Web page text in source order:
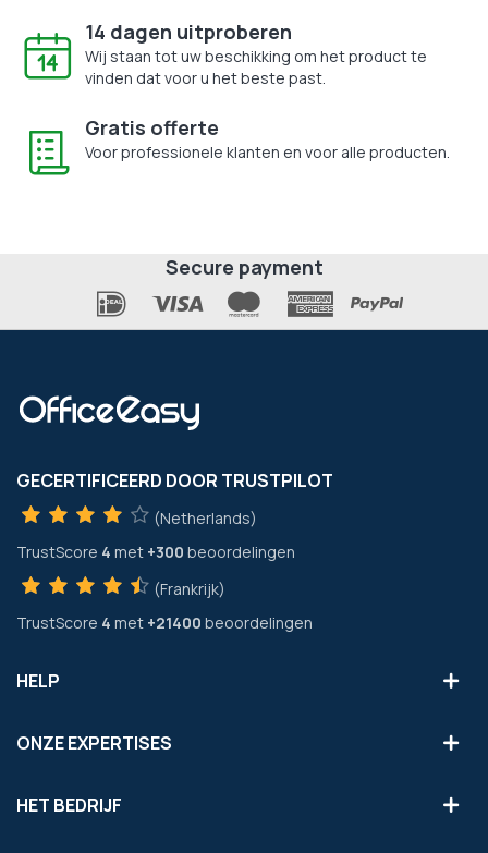
14 dagen uitproberen
Wij staan tot uw beschikking om het product te
vinden dat voor u het beste past.
Gratis offerte
Voor professionele klanten en voor alle producten.
Secure payment
GECERTIFICEERD DOOR TRUSTPILOT
(Netherlands)
TrustScore 4 met +300 beoordelingen
(Frankrijk)
TrustScore 4 met +21400 beoordelingen
HELP
ONZE EXPERTISES
HET BEDRIJF